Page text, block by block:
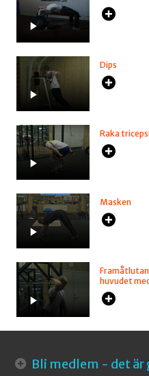
Dips
Raka
Masken
huvudet
Bli medlem - det är